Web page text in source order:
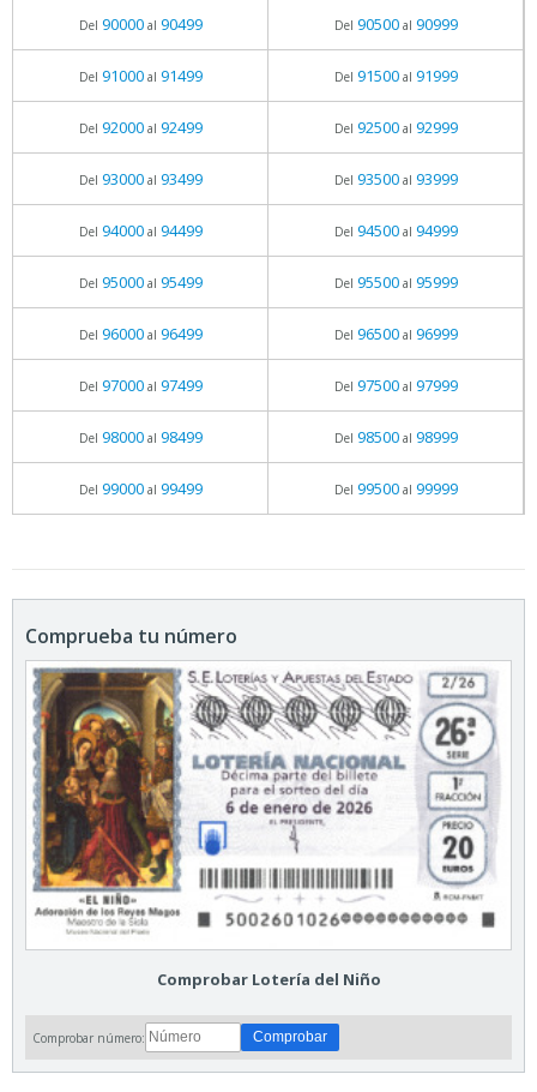
Del 90000al 90499 Del 90500al 90999
Del 91000al 91499 Del 91500al 91999
Del 92000al 92499 Del 92500al 92999
Del 93000al 93499 Del 93500al 93999
Del 94000al 94499 Del 94500al 94999
Del 95000al 95499 Del 95500al 95999
Del 96000al 96499 Del 96500al 96999
Del 97000al 97499 Del 97500al 97999
Del 98000al 98499 Del 98500al 98999
Del 99000al 99499 Del 99500al 99999
Comprueba tu número
Comprobar Lotería del Niño
Comprobar número: